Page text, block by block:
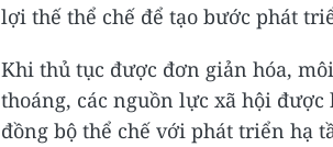
lợi thế thể chế để tạo bước phát
Khi thủ tục được đơn giản hóa,
thoáng, các nguồn lực xã hội
đồng bộ thể chế với phát triển hạ